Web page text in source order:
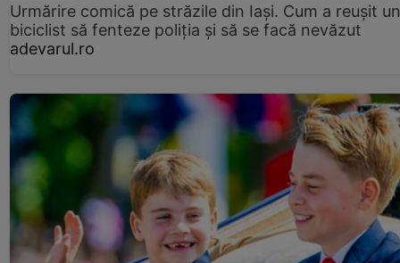
Urmărire comică pe străzile din Iași. Cum a reușit un
biciclist să fenteze poliția și să se facă nevăzut
adevarul.ro